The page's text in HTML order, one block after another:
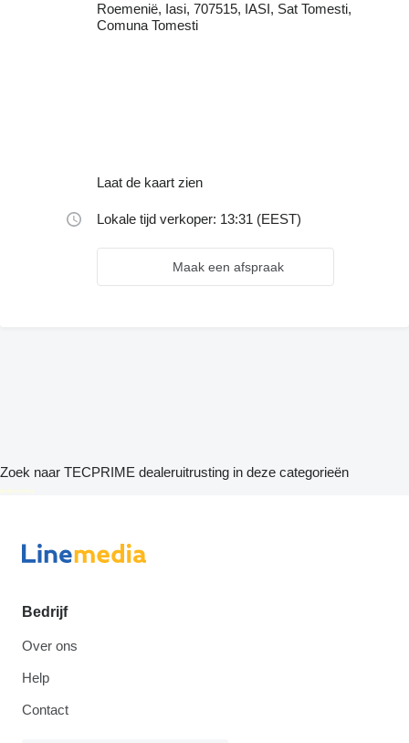
Roemenië, Iasi, 707515, IASI, Sat Tomesti,
Comuna Tomesti
Laat de kaart zien
Lokale tijd verkoper: 13:31 (EEST)
Maak een afspraak
Zoek naar TECPRIME dealeruitrusting in deze categorieën
disallow-in-dsa
Bedrijf
Over ons
Help
Contact